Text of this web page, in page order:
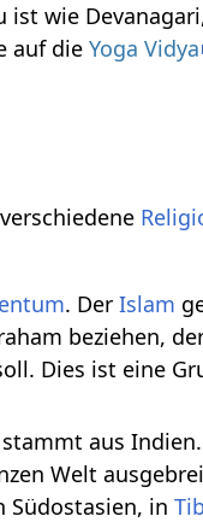
wie
auf dieYoga Vidya
. DerIslam
beziehen,
Dies ist eine
aus
Welt
Südostasien, in